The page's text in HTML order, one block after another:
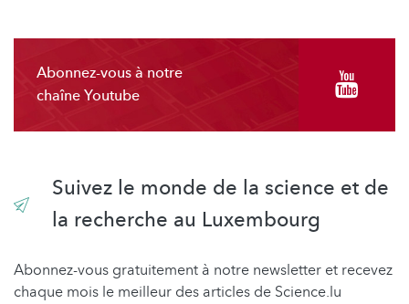
Abonnez-vous à notre
chaîne Youtube
Suivez le monde de la science et de
la recherche au Luxembourg
Abonnez-vous gratuitement à notre newsletter et recevez
chaque mois le meilleur des articles de Science.lu